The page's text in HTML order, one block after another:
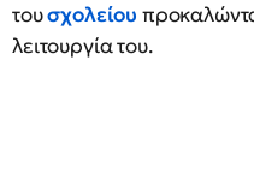
τουσχολείου
λειτουργία του.